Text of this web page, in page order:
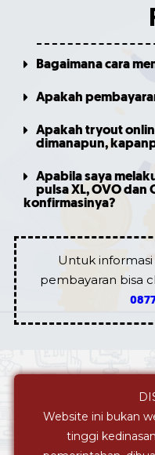
Bagaimana cara
Apakah
Apakah tryout
dimanapun,
Apabila saya
pulsa XL, OVO dan
konfirmasinya?
Untuk
pembayaran bisa
Website ini bukan
tinggi